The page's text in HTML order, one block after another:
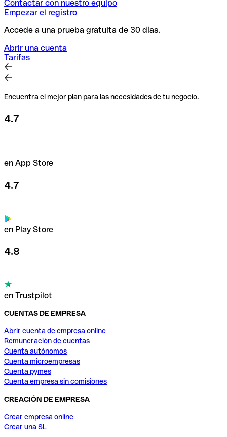
Contactar con nuestro equipo
Empezar el registro
Accede a una prueba gratuita de 30 días.
Abrir una cuenta
Tarifas
Encuentra el mejor plan para las necesidades de tu negocio.
4.7
en App Store
4.7
en Play Store
4.8
en Trustpilot
CUENTAS DE EMPRESA
Abrir cuenta de empresa online
Remuneración de cuentas
Cuenta autónomos
Cuenta microempresas
Cuenta pymes
Cuenta empresa sin comisiones
CREACIÓN DE EMPRESA
Crear empresa online
Crear una SL